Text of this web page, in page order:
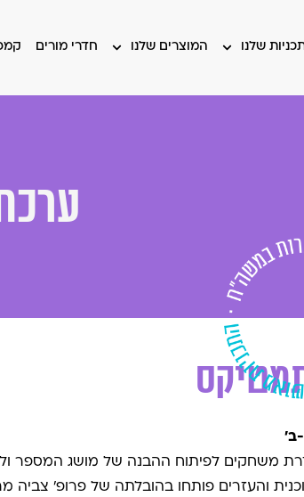
שלנו המוצרים שלנו חדרי מורים
ב'
משחקים לפיתוח ההבנה של מושג המספר
והעזרים פותחו בהובלתה של פרופ' צביה